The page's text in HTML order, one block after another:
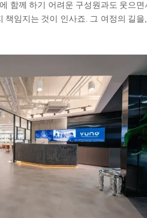
함께 하기 어려운 구성원과도 웃으면
책임지는 것이 인사죠. 그 여정의 길을,